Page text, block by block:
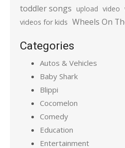
toddler songs upload video
videos for kids Wheels On
Categories
Autos & Vehicles
Baby Shark
Blippi
Cocomelon
Comedy
Education
Entertainment